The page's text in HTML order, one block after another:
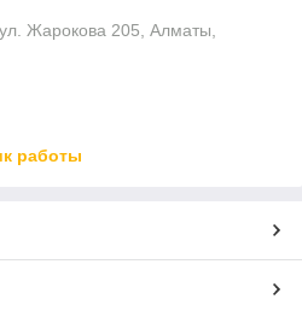
Жарокова 205, Алматы,
работы